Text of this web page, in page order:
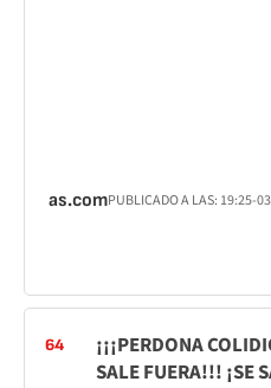
as.comPUBLICADO A LAS: 19:25-03
64
¡¡¡PERDONA
SALE FUERA!!! ¡SE